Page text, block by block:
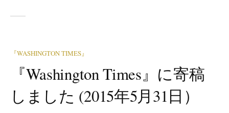
『WASHINGTON TIMES』
『Washington Times』に寄稿
しました (2015年5月31日）